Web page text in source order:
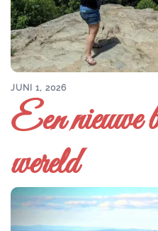
JUNI 1, 2026
Een nieuwe
wereld